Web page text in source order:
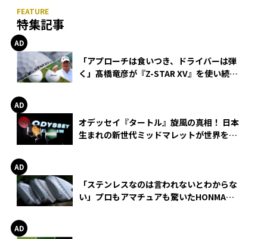
特集記事
「アプローチは食いつき、ドライバーは弾
く」髙橋竜彦が『Z-STAR XV』を使い続け
オデッセイ『タートル』旋風の真相！ 日本
生まれの新世代ミッドマレットが世界を席
「ステンレスなのは言われないとわからな
い」プロもアマチュアも驚いたHONMA